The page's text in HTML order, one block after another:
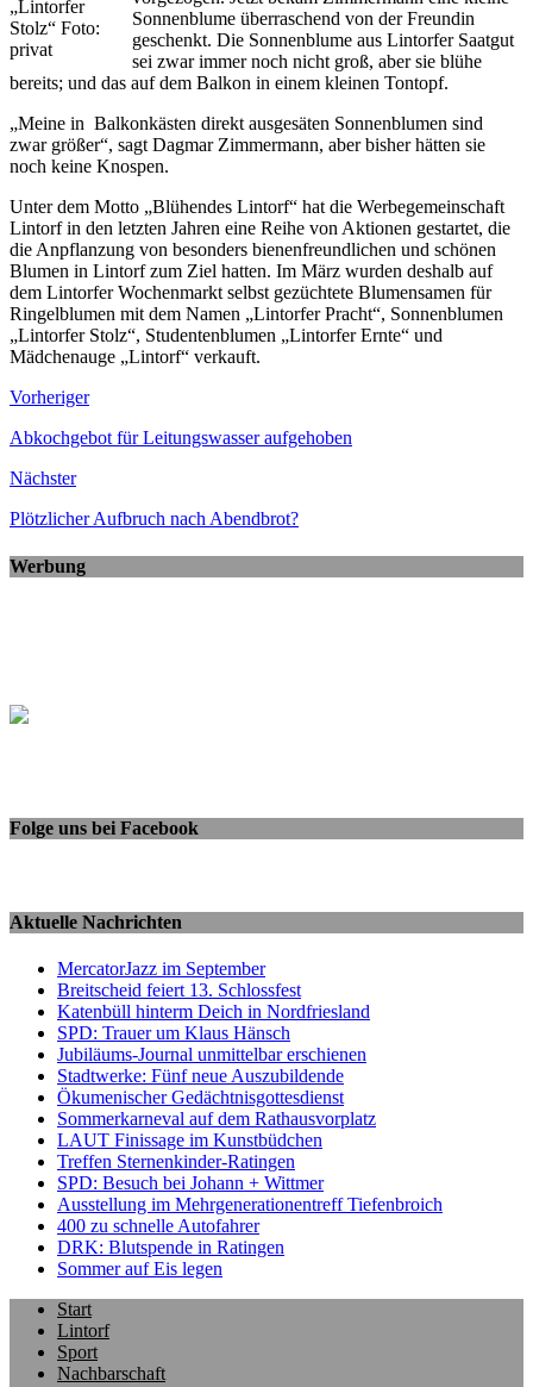
„Lintorfer
Stolz“ Foto:
privat
Sonnenblume überraschend von der Freundin
geschenkt. Die Sonnenblume aus Lintorfer Saatgut
sei zwar immer noch nicht groß, aber sie blühe
bereits; und das auf dem Balkon in einem kleinen Tontopf.
„Meine in Balkonkästen direkt ausgesäten Sonnenblumen sind
zwar größer“, sagt Dagmar Zimmermann, aber bisher hätten sie
noch keine Knospen.
Unter dem Motto „Blühendes Lintorf“ hat die Werbegemeinschaft
Lintorf in den letzten Jahren eine Reihe von Aktionen gestartet, die
die Anpflanzung von besonders bienenfreundlichen und schönen
Blumen in Lintorf zum Ziel hatten. Im März wurden deshalb auf
dem Lintorfer Wochenmarkt selbst gezüchtete Blumensamen für
Ringelblumen mit dem Namen „Lintorfer Pracht“, Sonnenblumen
„Lintorfer Stolz“, Studentenblumen „Lintorfer Ernte“ und
Mädchenauge „Lintorf“ verkauft.
Vorheriger
Abkochgebot für Leitungswasser aufgehoben
Nächster
Plötzlicher Aufbruch nach Abendbrot?
Werbung
Folge uns bei Facebook
Aktuelle Nachrichten
MercatorJazz im September
Breitscheid feiert 13. Schlossfest
Katenbüll hinterm Deich in Nordfriesland
SPD: Trauer um Klaus Hänsch
Jubiläums-Journal unmittelbar erschienen
Stadtwerke: Fünf neue Auszubildende
Ökumenischer Gedächtnisgottesdienst
Sommerkarneval auf dem Rathausvorplatz
LAUT Finissage im Kunstbüdchen
Treffen Sternenkinder-Ratingen
SPD: Besuch bei Johann + Wittmer
Ausstellung im Mehrgenerationentreff Tiefenbroich
400 zu schnelle Autofahrer
DRK: Blutspende in Ratingen
Sommer auf Eis legen
Start
Lintorf
Sport
Nachbarschaft